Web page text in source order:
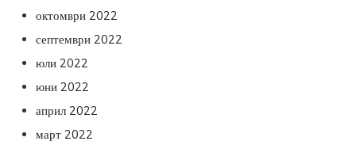
октомври 2022
септември 2022
юли 2022
юни 2022
април 2022
март 2022